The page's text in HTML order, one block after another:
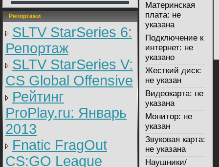
Репортажи
SLTV StarSeries 6:
Репортаж
SLTV StarSeries V:
CS Global Offensive
Рейтинг
ProPlay.ru: Январь
2013
Fnatic FragOut
CS:GO League
Материнская
плата: не
указана
Подключение к
интернет: не
указано
Жесткий диск:
не указан
Видеокарта: не
указана
Монитор: не
указан
Звуковая карта:
не указана
Наушники/